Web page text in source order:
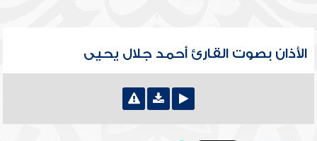
الأذان بصوت القارئ أحمد جلال يحيى